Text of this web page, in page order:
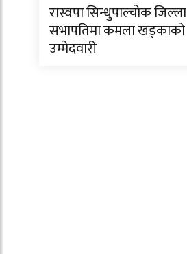
रास्वपा सिन्धुपाल्चोक जिल्ला
सभापतिमा कमला खड्काको
उम्मेदवारी